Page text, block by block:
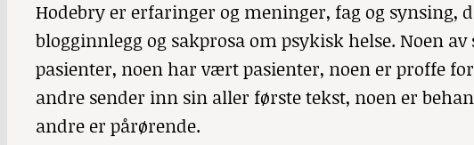
Hodebry er erfaringer og meninger, fag og synsing,
blogginnlegg og sakprosa om psykisk helse. Noen
pasienter, noen har vært pasienter, noen er proffe
andre sender inn sin aller første tekst, noen er
andre er pårørende.